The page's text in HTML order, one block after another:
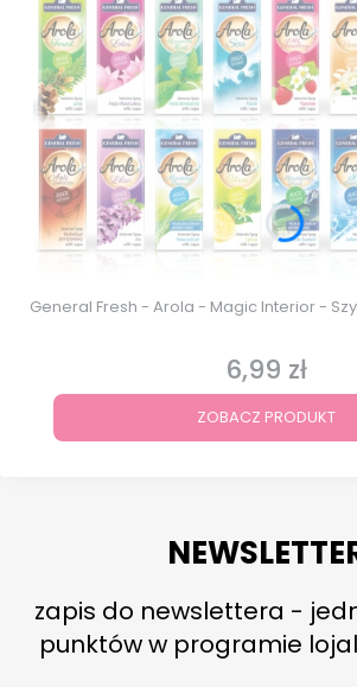
General Fresh - Arola - Magic Interior -
Cena
6,99 zł
ZOBACZ PRODUKT
zapis do newslettera -
punktów w programie